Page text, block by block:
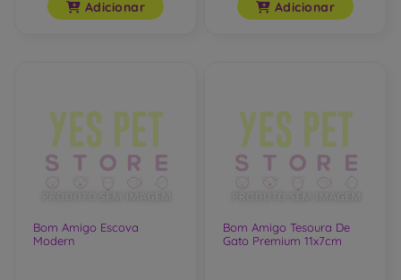
Adicionar Adicionar
Bom Amigo Escova
Modern
Bom Amigo Tesoura De
Gato Premium 11x7cm